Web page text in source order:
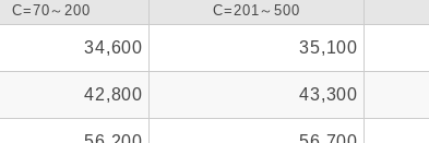
C=70～200
C=201～500
34,600 35,100
42,800 43,300